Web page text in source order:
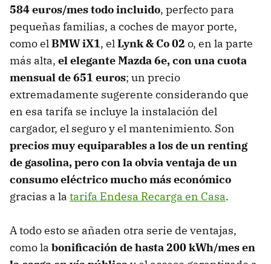
584 euros/mes todo incluido, perfecto para
pequeñas familias, a coches de mayor porte,
como elBMW iX1, elLynk & Co 02 o, en la parte
más alta, el elegante Mazda 6e, con una cuota
mensual de 651 euros; un precio
extremadamente sugerente considerando que
en esa tarifa se incluye la instalación del
cargador, el seguro y el mantenimiento. Son
precios muy equiparables a los de un renting
de gasolina, pero con la obvia ventaja de un
consumo eléctrico mucho más económico
gracias a la tarifa Endesa Recarga en Casa.
A todo esto se añaden otra serie de ventajas,
como la bonificación de hasta 200 kWh/mes en